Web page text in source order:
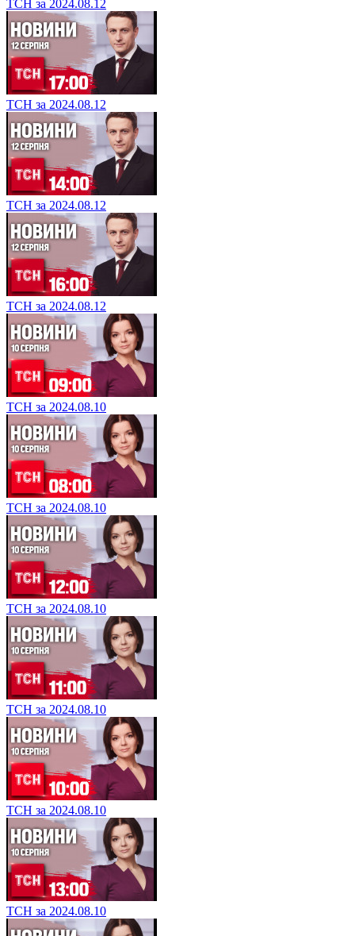
ТСН за 2024.08.12
ТСН за 2024.08.12
ТСН за 2024.08.12
ТСН за 2024.08.12
ТСН за 2024.08.10
ТСН за 2024.08.10
ТСН за 2024.08.10
ТСН за 2024.08.10
ТСН за 2024.08.10
ТСН за 2024.08.10